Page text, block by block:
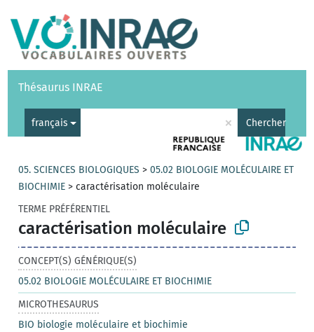
Vocabulaires API
Thésaurus INRAE
français × Chercher
05. SCIENCES BIOLOGIQUES >05.02 BIOLOGIE MOLÉCULAIRE ET
BIOCHIMIE >caractérisation moléculaire
TERME PRÉFÉRENTIEL
caractérisation moléculaire
CONCEPT(S) GÉNÉRIQUE(S)
05.02 BIOLOGIE MOLÉCULAIRE ET BIOCHIMIE
MICROTHESAURUS
BIO biologie moléculaire et biochimie